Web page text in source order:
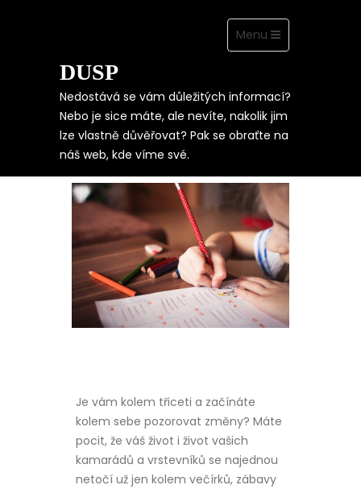
Toggle
navigation
Menu
DUSP
Nedostává se vám důležitých informací?
Nebo je sice máte, ale nevíte, nakolik jim
lze vlastně důvěřovat? Pak se obraťte na
náš web, kde víme své.
DĚTI – MÍT ČI
NEMÍT?
Je vám kolem třiceti a začínáte
kolem sebe pozorovat změny? Máte
pocit, že váš život i život vašich
kamarádů a vrstevníků se najednou
netočí už jen kolem večírků, zábavy